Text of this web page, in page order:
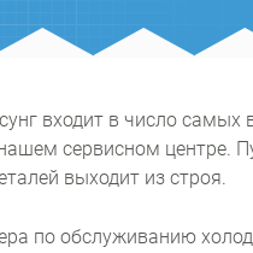
входит в число
сервисном центре.
выходит из строя.
по обслуживанию